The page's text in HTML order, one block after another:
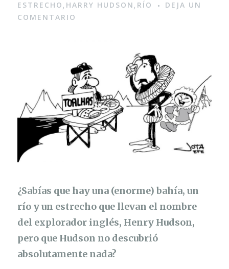
ESTRECHO, HARRY HUDSON, RÍO
DEJA UN
COMENTARIO
¿Sabías que hay una (enorme) bahía, un
río y un estrecho que llevan el nombre
del explorador inglés, Henry Hudson,
pero que Hudson no descubrió
absolutamente nada?